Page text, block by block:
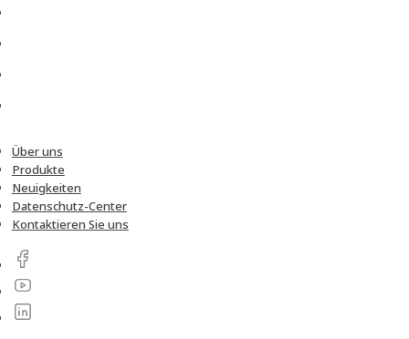
Über uns
Produkte
Neuigkeiten
Datenschutz-Center
Kontaktieren Sie uns